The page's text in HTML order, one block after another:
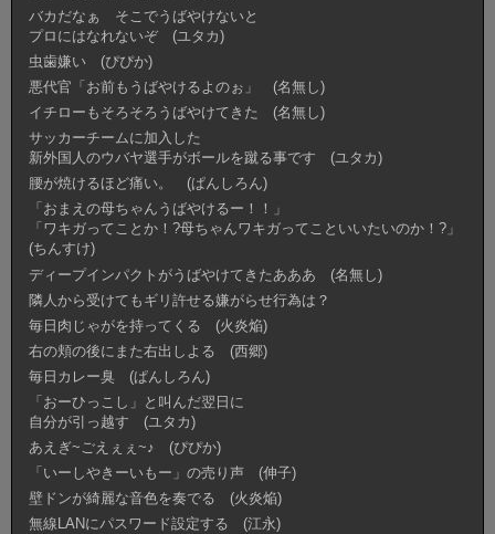
バカだなぁ そこでうばやけないと
プロにはなれないぞ (ユタカ)
虫歯嫌い (ぴぴか)
悪代官「お前もうばやけるよのぉ」 (名無し)
イチローもそろそろうばやけてきた (名無し)
サッカーチームに加入した
新外国人のウバヤ選手がボールを蹴る事です (ユタカ)
腰が焼けるほど痛い。 (ぱんしろん)
「おまえの母ちゃんうばやけるー！！」
「ワキガってことか！?母ちゃんワキガってこといいたいのか！?」
(ちんすけ)
ディープインパクトがうばやけてきたあああ (名無し)
隣人から受けてもギリ許せる嫌がらせ行為は？
毎日肉じゃがを持ってくる (火炎焔)
右の頬の後にまた右出しよる (西郷)
毎日カレー臭 (ぱんしろん)
「おーひっこし」と叫んだ翌日に
自分が引っ越す (ユタカ)
あえぎ~ごえぇぇ~♪ (ぴぴか)
「いーしやきーいもー」の売り声 (伸子)
壁ドンが綺麗な音色を奏でる (火炎焔)
無線LANにパスワード設定する (江永)